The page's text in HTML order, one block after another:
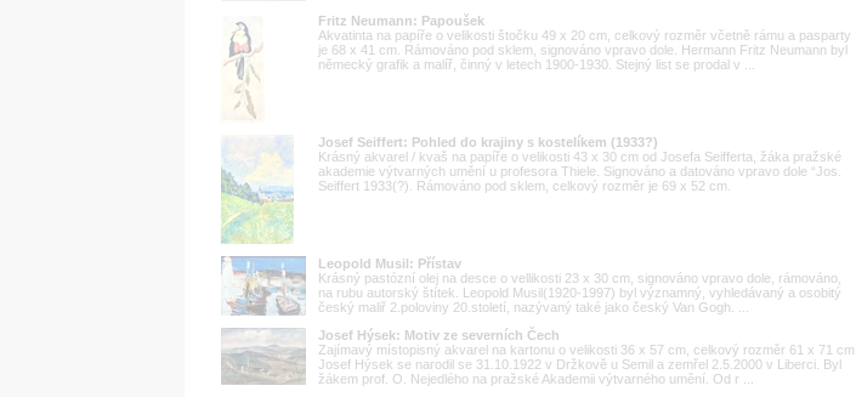
Fritz Neumann: Papoušek
Akvatinta na papíře o velikosti štočku 49 x 20 cm, celkový rozměr včetně rámu a pasparty
je 68 x 41 cm. Rámováno pod sklem, signováno vpravo dole. Hermann Fritz Neumann byl
německý grafik a malíř, činný v letech 1900-1930. Stejný list se prodal v ...
Josef Seiffert: Pohled do krajiny s kostelíkem (1933?)
Krásný akvarel / kvaš na papíře o velikosti 43 x 30 cm od Josefa Seifferta, žáka pražské
akademie výtvarných umění u profesora Thiele. Signováno a datováno vpravo dole “Jos.
Seiffert 1933(?). Rámováno pod sklem, celkový rozměr je 69 x 52 cm.
Leopold Musil: Přístav
Krásný pastózní olej na desce o vellikosti 23 x 30 cm, signováno vpravo dole, rámováno,
na rubu autorský štítek. Leopold Musil(1920-1997) byl významný, vyhledávaný a osobitý
český maliř 2.poloviny 20.století, nazývaný také jako český Van Gogh. ...
Josef Hýsek: Motiv ze severních Čech
Zajímavý místopisný akvarel na kartonu o velikosti 36 x 57 cm, celkový rozměr 61 x 71 cm.
Josef Hýsek se narodil se 31.10.1922 v Držkově u Semil a zemřel 2.5.2000 v Liberci. Byl
žákem prof. O. Nejedlého na pražské Akademii výtvarného umění. Od r ...